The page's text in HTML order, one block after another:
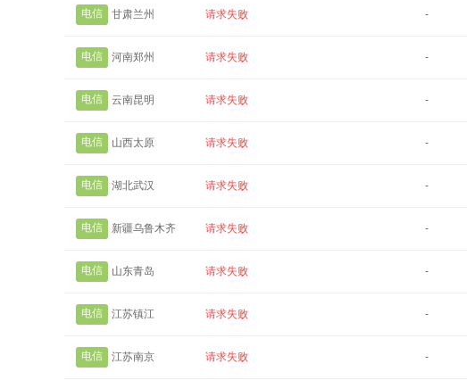
电信 甘肃兰州 请求失败 -
电信 河南郑州 请求失败 -
电信 云南昆明 请求失败 -
电信 山西太原 请求失败 -
电信 湖北武汉 请求失败 -
电信 新疆乌鲁木齐 请求失败 -
电信 山东青岛 请求失败 -
电信 江苏镇江 请求失败 -
电信 江苏南京 请求失败 -